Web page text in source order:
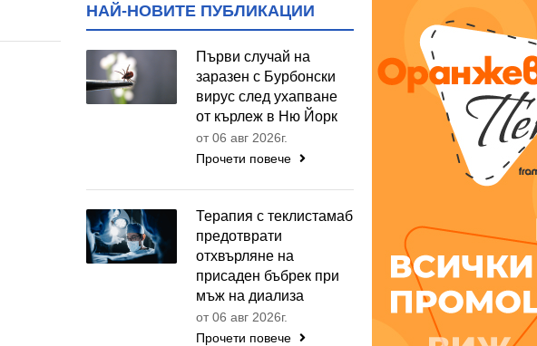
НАЙ-НОВИТЕ ПУБЛИКАЦИИ
Първи случай на
заразен с Бурбонски
вирус след ухапване
от кърлеж в Ню Йорк
от 06 авг 2026г.
Прочети повече
Терапия с теклистамаб
предотврати
отхвърляне на
присаден бъбрек при
мъж на диализа
от 06 авг 2026г.
Прочети повече